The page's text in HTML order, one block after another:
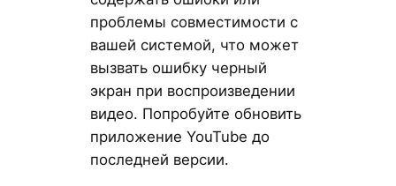
проблемы совместимости с
вашей системой, что может
вызвать ошибку черный
экран при воспроизведении
видео. Попробуйте обновить
приложение YouTube до
последней версии.